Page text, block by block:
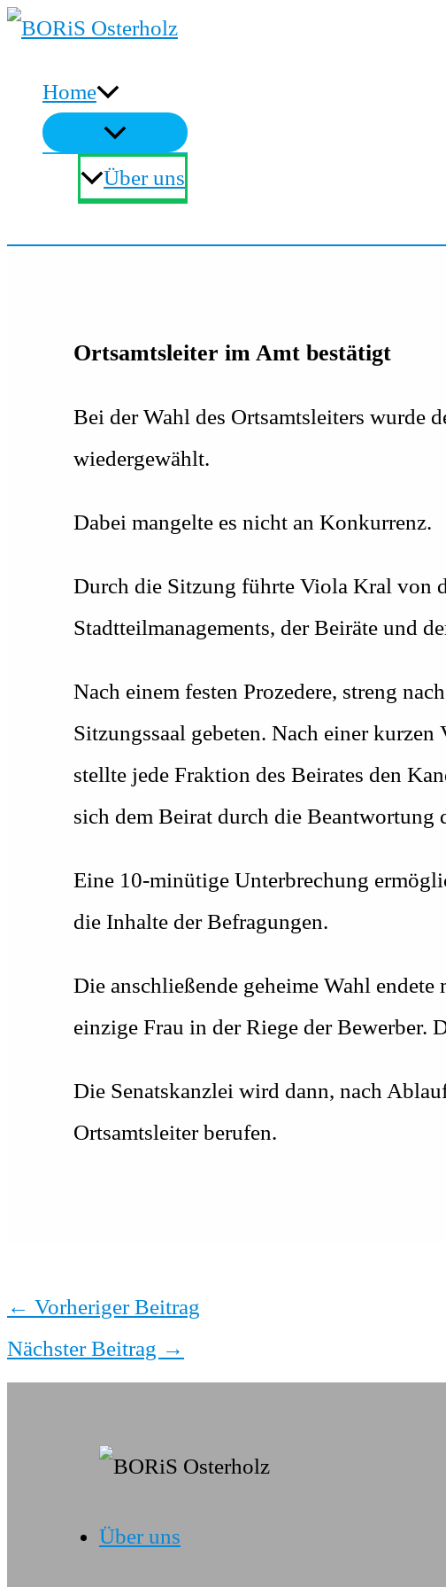
Zum
springen
Home
Über uns
Ortsamtsleiter im Amt bestätigt
Bei der Wahl des Ortsamtsleiters wurde
wiedergewählt.
Dabei mangelte es nicht an Konkurrenz.
Durch die Sitzung führte Viola Kral von
Stadtteilmanagements, der Beiräte und
Nach einem festen Prozedere, streng
Sitzungssaal gebeten. Nach einer
stellte jede Fraktion des Beirates den
sich dem Beirat durch die Beantwortung
Eine 10-minütige Unterbrechung
die Inhalte der Befragungen.
Die anschließende geheime Wahl
einzige Frau in der Riege der Bewerber.
Die Senatskanzlei wird dann, nach
Ortsamtsleiter berufen.
← Vorheriger Beitrag
Nächster Beitrag →
Über uns